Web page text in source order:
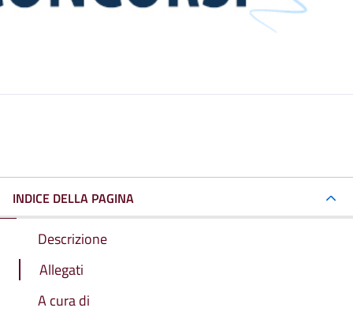
INDICE DELLA PAGINA
Descrizione
Allegati
A cura di